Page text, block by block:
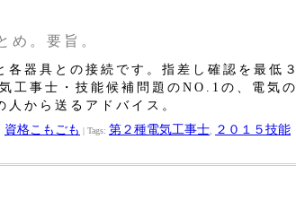
め。要旨。
器具との接続です。指差し確認を最低３
工事士・技能候補問題のNO.1の、電気の
人から送るアドバイス。
資格こもごも | Tags: 第２種電気工事士 ２０１５技能